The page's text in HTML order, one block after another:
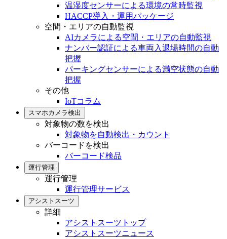
温湿度センサーによる環境の常時監視
HACCP導入・運用パッケージ
空間・エリアの自動監視
AIカメラによる空間・エリアの自動監視
ナンバー認証による車両入退場時間の自動
把握
パーキングセンサーによる満空状態の自動
把握
その他
IoTコラム
スマホカメラ検出
対象物の数を検出
対象物を自動検出・カウント
バーコードを検出
バーコード検品
運行管理
運行管理
運行管理サービス
アシストスーツ
詳細
アシストスーツトップ
アシストスーツニュース